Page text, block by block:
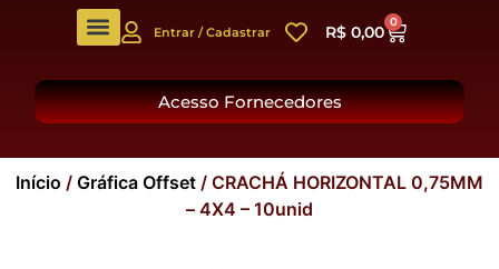
Entrar / Cadastrar R$ 0,00
0
Acesso Fornecedores
Início / Gráfica Offset / CRACHÁ HORIZONTAL 0,75MM
– 4X4 – 10unid